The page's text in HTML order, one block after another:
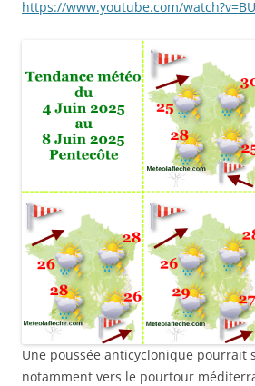
https://www.youtube.com/
Une poussée anticyclonique pourrait
notamment vers le pourtour